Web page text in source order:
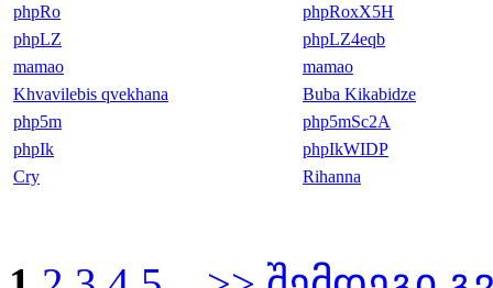
phpRo
phpRoxX5H
phpLZ
phpLZ4eqb
mamao
mamao
Khvavilebis qvekhana
Buba Kikabidze
php5m
php5mSc2A
phpIk
phpIkWIDP
Cry
Rihanna